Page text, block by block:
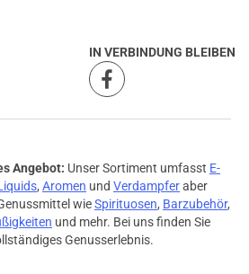
IN VERBINDUNG BLEIBEN
Angebot: Unser Sortiment umfasst E-
, Aromen und Verdampferaber
wieSpirituosen, Barzubehör,
und mehr. Bei uns finden Sie
Genusserlebnis.